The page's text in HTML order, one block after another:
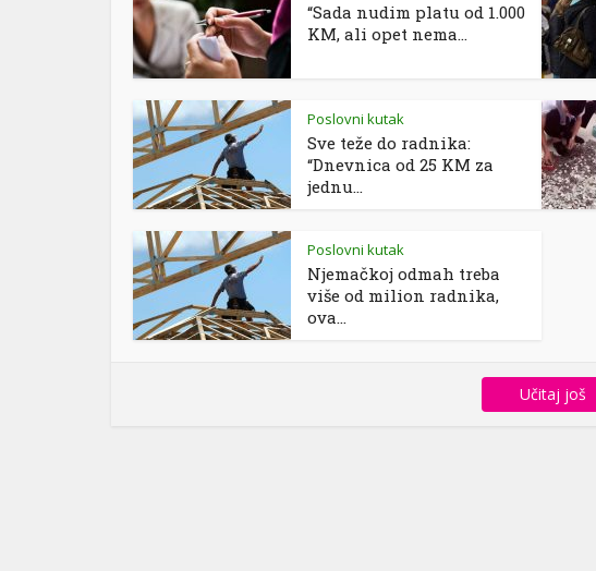
“Sada nudim platu od 1.000
KM, ali opet nema...
Poslovni kutak
Sve teže do radnika:
“Dnevnica od 25 KM za
jednu...
Poslovni kutak
Njemačkoj odmah treba
više od milion radnika,
ova...
Učitaj još